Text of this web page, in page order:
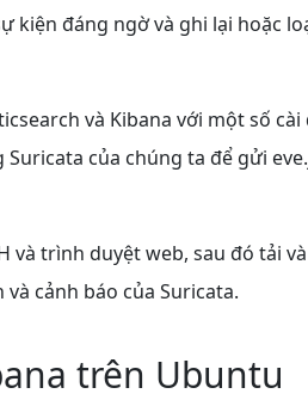
kiện đáng ngờ và ghi lại hoặc
và Kibana với một số cài
của chúng ta để gửi
và trình duyệt web, sau đó tải
cảnh báo của Suricata.
trên Ubuntu